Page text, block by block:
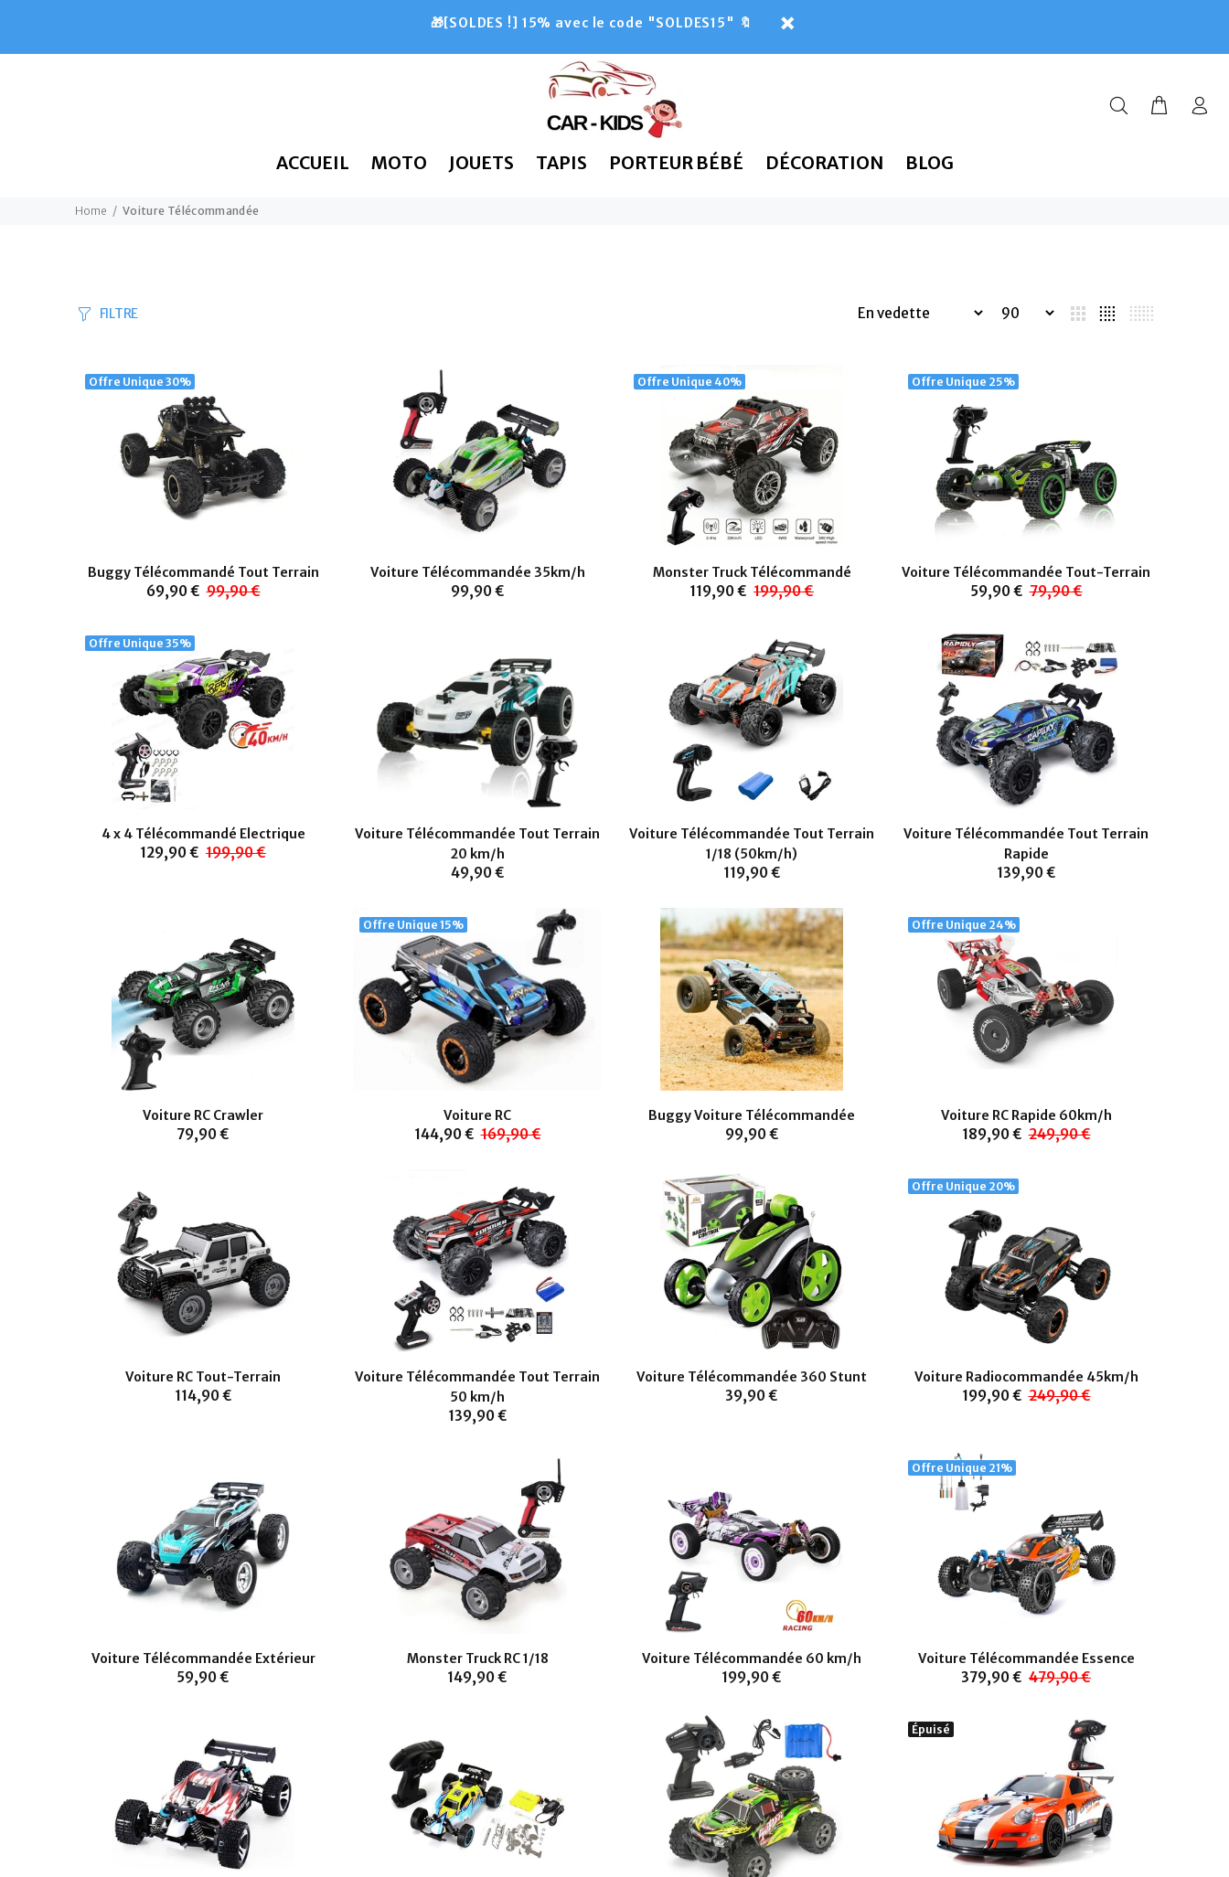
🎁[SOLDES !] 15% avec le code "SOLDES15" 🔖
ACCUEIL MOTO JOUETS TAPIS PORTEUR BÉBÉ DÉCORATION BLOG
Home Voiture Télécommandée
FILTRE
Offre Unique 30%
Buggy Télécommandé Tout Terrain
69,90 € 99,90 €
Voiture Télécommandée 35km/h
99,90 €
Offre Unique 40%
Monster Truck Télécommandé
119,90 € 199,90 €
Offre Unique 25%
Voiture Télécommandée Tout-Terrain
59,90 € 79,90 €
Offre Unique 35%
4 x 4 Télécommandé Electrique
129,90 € 199,90 €
Voiture Télécommandée Tout Terrain
20 km/h
49,90 €
Voiture Télécommandée Tout Terrain
1/18 (50km/h)
119,90 €
Voiture Télécommandée Tout Terrain
Rapide
139,90 €
Voiture RC Crawler
79,90 €
Offre Unique 15%
Voiture RC
144,90 € 169,90 €
Buggy Voiture Télécommandée
99,90 €
Offre Unique 24%
Voiture RC Rapide 60km/h
189,90 € 249,90 €
Voiture RC Tout-Terrain
114,90 €
Voiture Télécommandée Tout Terrain
50 km/h
139,90 €
Voiture Télécommandée 360 Stunt
39,90 €
Offre Unique 20%
Voiture Radiocommandée 45km/h
199,90 € 249,90 €
Voiture Télécommandée Extérieur
59,90 €
Monster Truck RC 1/18
149,90 €
Voiture Télécommandée 60 km/h
199,90 €
Offre Unique 21%
Voiture Télécommandée Essence
379,90 € 479,90 €
Épuisé